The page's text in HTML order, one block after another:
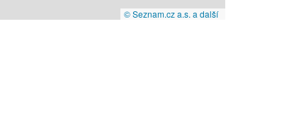
© Seznam.cz a.s. a další